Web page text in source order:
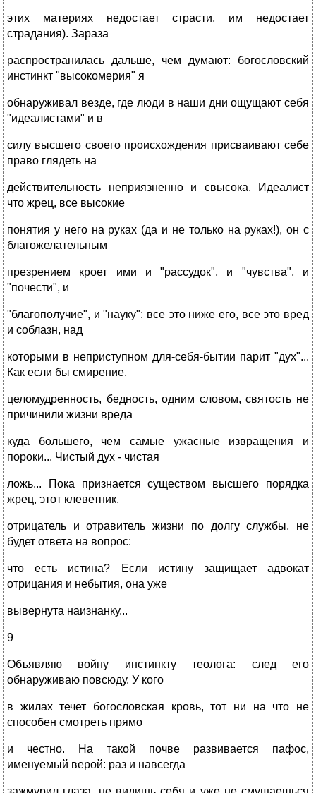
этих материях недостает страсти, им недостает
страдания). Зараза
распространилась дальше, чем думают: богословский
инстинкт "высокомерия" я
обнаруживал везде, где люди в наши дни ощущают себя
"идеалистами" и в
силу высшего своего происхождения присваивают себе
право глядеть на
действительность неприязненно и свысока. Идеалист
что жрец, все высокие
понятия у него на руках (да и не только на руках!), он с
благожелательным
презрением кроет ими и "рассудок", и "чувства", и
"почести", и
"благополучие", и "науку": все это ниже его, все это вред
и соблазн, над
которыми в неприступном для-себя-бытии парит "дух"...
Как если бы смирение,
целомудренность, бедность, одним словом, святость не
причинили жизни вреда
куда большего, чем самые ужасные извращения и
пороки... Чистый дух - чистая
ложь... Пока признается существом высшего порядка
жрец, этот клеветник,
отрицатель и отравитель жизни по долгу службы, не
будет ответа на вопрос:
что есть истина? Если истину защищает адвокат
отрицания и небытия, она уже
вывернута наизнанку...
9
Объявляю войну инстинкту теолога: след его
обнаруживаю повсюду. У кого
в жилах течет богословская кровь, тот ни на что не
способен смотреть прямо
и честно. На такой почве развивается пафос,
именуемый верой: раз и навсегда